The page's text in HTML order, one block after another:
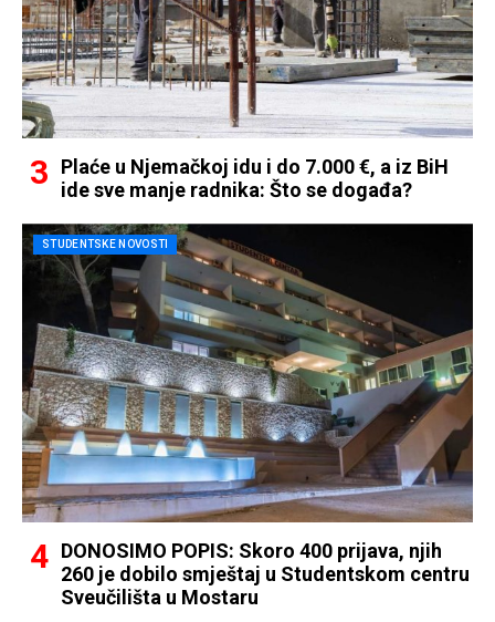
Plaće u Njemačkoj idu i do 7.000 €, a iz BiH
ide sve manje radnika: Što se događa?
STUDENTSKE NOVOSTI
DONOSIMO POPIS: Skoro 400 prijava, njih
260 je dobilo smještaj u Studentskom centru
Sveučilišta u Mostaru